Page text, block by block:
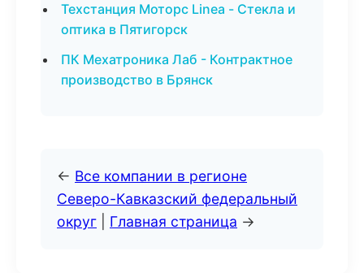
Техстанция Моторс Linea - Стекла и
оптика в Пятигорск
ПК Мехатроника Лаб - Контрактное
производство в Брянск
← Все компании в регионе
Северо-Кавказский федеральный
округ
Главная страница →